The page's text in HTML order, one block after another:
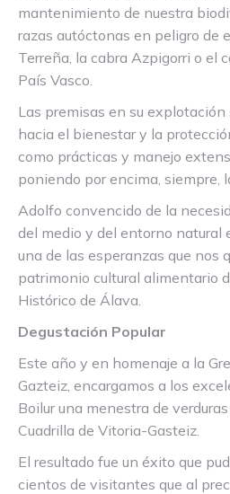
mantenimiento de nuestra
razas autóctonas en peligro de
Terreña, la cabra Azpigorri o el
País Vasco.
Las premisas en su
hacia el bienestar y la
como prácticas y manejo
poniendo por encima, siempre,
Adolfo convencido de la
del medio y del entorno natural
una de las esperanzas que nos
patrimonio cultural alimentario
Histórico de Álava.
Degustación Popular
Este año y en homenaje a la
Gazteiz, encargamos a los
Boilur una menestra de
Cuadrilla de Vitoria-Gasteiz.
El resultado fue un éxito que
cientos de visitantes que al